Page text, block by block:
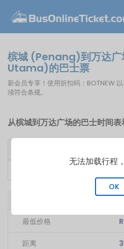
槟城 (Penang)到万达
Utama)的巴士票
新会员专享！使用折扣码：BOTNEW
须符合条规。
从槟城到万达广场的巴士时间
最低价格
距离
无法加载行程
OK